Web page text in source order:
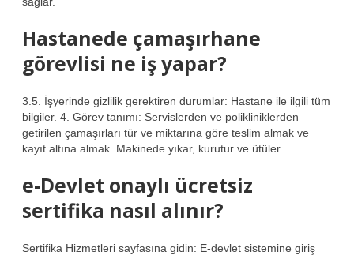
Hastanede çamaşırhane
görevlisi ne iş yapar?
3.5. İşyerinde gizlilik gerektiren durumlar: Hastane ile ilgili tüm
bilgiler. 4. Görev tanımı: Servislerden ve polikliniklerden
getirilen çamaşırları tür ve miktarına göre teslim almak ve
kayıt altına almak. Makinede yıkar, kurutur ve ütüler.
e-Devlet onaylı ücretsiz
sertifika nasıl alınır?
Sertifika Hizmetleri sayfasına gidin: E-devlet sistemine giriş